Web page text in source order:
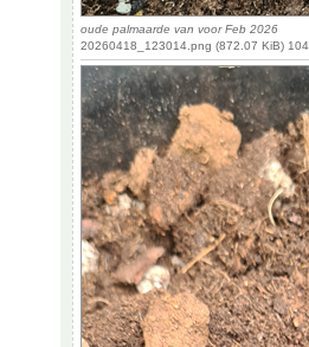
oude palmaarde van voor Feb 2026
20260418_123014.png (872.07 KiB)